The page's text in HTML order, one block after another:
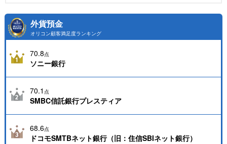
外貨預金
オリコン顧客満足度ランキング
70.8点
ソニー銀行
70.1 点
SMBC信託銀行プレスティア
68.6点
ドコモSMTBネット銀行（旧：住信SBIネット銀行）